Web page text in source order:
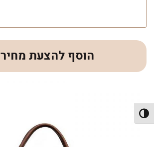
הפעל/כבה ניגודיות גבוהה
הוסף להצעת מחיר >